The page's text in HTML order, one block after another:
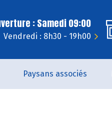
: Samedi 09:00
Vendredi : 8h30 - 19h00
Paysans associés